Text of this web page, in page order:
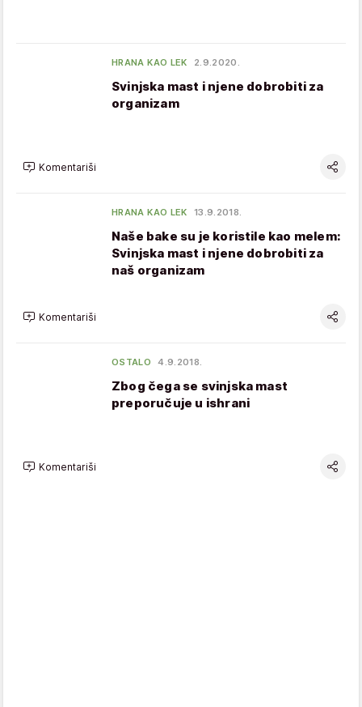
HRANA KAO LEK 2.9.2020.
Svinjska mast i njene dobrobiti za
organizam
Komentariši
HRANA KAO LEK 13.9.2018.
Naše bake su je koristile kao melem:
Svinjska mast i njene dobrobiti za
naš organizam
Komentariši
OSTALO 4.9.2018.
Zbog čega se svinjska mast
preporučuje u ishrani
Komentariši